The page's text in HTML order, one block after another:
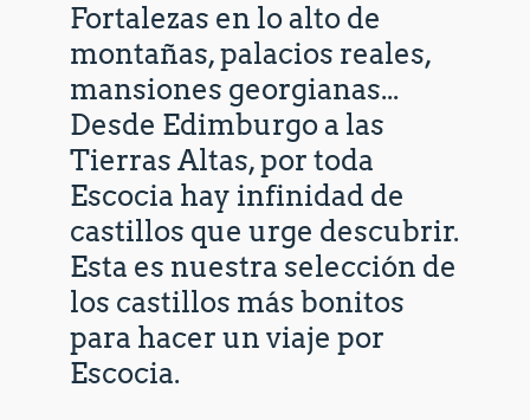
Fortalezas en lo alto de
montañas, palacios reales,
mansiones georgianas...
Desde Edimburgo a las
Tierras Altas, por toda
Escocia hay infinidad de
castillos que urge descubrir.
Esta es nuestra selección de
los castillos más bonitos
para hacer un viaje por
Escocia.